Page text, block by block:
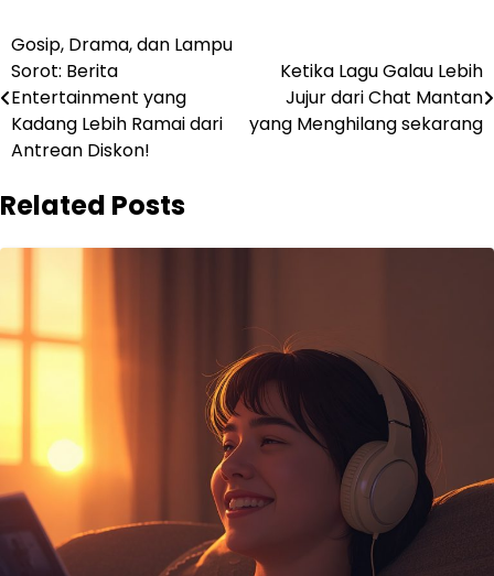
Post
navigation
Gosip, Drama, dan Lampu
Sorot: Berita
Entertainment yang
Kadang Lebih Ramai dari
Antrean Diskon!
Ketika Lagu Galau Lebih
Jujur dari Chat Mantan
yang Menghilang sekarang
Related Posts